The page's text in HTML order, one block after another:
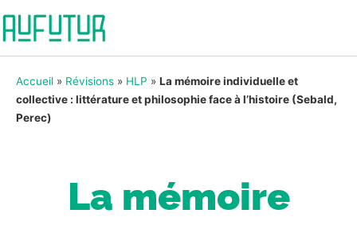
Accueil » Révisions » HLP » La mémoire individuelle et
collective : littérature et philosophie face à l’histoire (Sebald,
Perec)
La mémoire